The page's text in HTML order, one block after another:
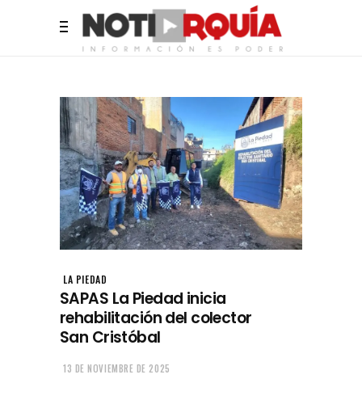
LA PIEDAD
SAPAS La Piedad inicia
rehabilitación del colector
San Cristóbal
13 DE NOVIEMBRE DE 2025